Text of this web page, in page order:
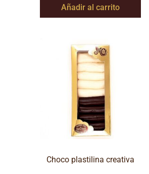
Añadir al carrito
Choco plastilina creativa